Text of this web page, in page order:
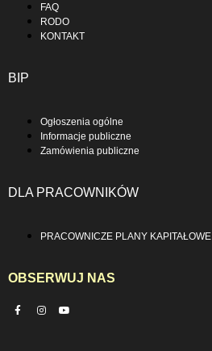
FAQ
RODO
KONTAKT
BIP
Ogłoszenia ogólne
Informacje publiczne
Zamówienia publiczne
DLA PRACOWNIKÓW
PRACOWNICZE PLANY KAPITAŁOWE
OBSERWUJ NAS